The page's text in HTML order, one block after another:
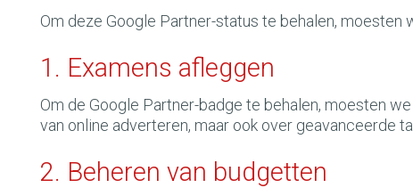
Om deze Google Partner-status te behalen, moesten
1. Examens afleggen
Om de Google Partner-badge te behalen, moesten
van online adverteren, maar ook over geavanceerde
2. Beheren van budgetten